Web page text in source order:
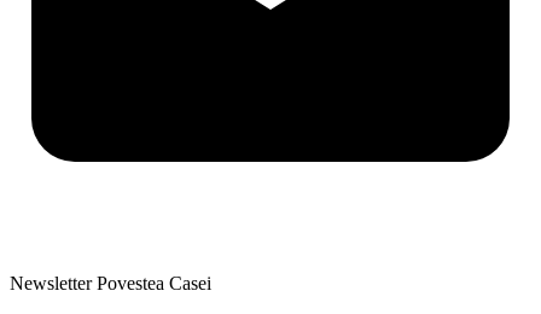
Newsletter Povestea Casei